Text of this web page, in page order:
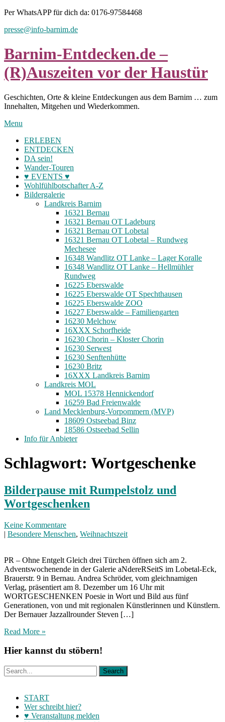
Skip
content
Per WhatsAPP für dich da: 0176-97584468
presse@info-barnim.de
Barnim-Entdecken.de –
(R)Auszeiten vor der Haustür
Geschichten, Orte & kleine Entdeckungen aus dem Barnim … zum
Innehalten, Mitgehen und Wiederkommen.
Menu
ERLEBEN
ENTDECKEN
DA sein!
Wander-Touren
♥ EVENTS ♥
Wohlfühlbotschafter A-Z
Bildergalerie
Landkreis Barnim
16321 Bernau
16321 Bernau OT Ladeburg
16321 Bernau OT Lobetal
16321 Bernau OT Lobetal – Rundweg
Mechesee
16348 Wandlitz OT Lanke – Lager Koralle
16348 Wandlitz OT Lanke – Hellmühler
Rundweg
16225 Eberswalde
16225 Eberswalde OT Spechthausen
16225 Eberswalde ZOO
16227 Eberswalde – Familiengarten
16230 Melchow
16XXX Schorfheide
16230 Chorin – Kloster Chorin
16230 Serwest
16230 Senftenhütte
16230 Britz
16XXX Landkreis Barnim
Landkreis MOL
MOL 15378 Hennickendorf
16259 Bad Freienwalde
Land Mecklenburg-Vorpommern (MVP)
18609 Ostseebad Binz
18586 Ostseebad Sellin
Info für Anbieter
Schlagwort: Wortgeschenke
Bilderpause mit Rumpelstolz und
Wortgeschenken
Keine Kommentare
| Besondere Menschen, Weihnachtszeit
PR – Ohne Entgelt Gleich drei Türchen öffnen sich am 2.
Adventswochenende in der Galerie aNdereRSeitS im Lobetal-Eck,
Brauerstr. 9 in Bernau. Andrea Schröder, vom gleichnamigen
Verlag, präsentiert am 8. Dezember um 16 Uhr mit
WORTGESCHENKEN Poesie in Wort und Bild aus fünf
Generationen, von und mit regionalen Künstlerinnen und Künstlern.
Der Bernauer Jazzallrounder Steven […]
Read More »
Hier kannst du stöbern!
START
Wer schreibt hier?
♥ Veranstaltung melden